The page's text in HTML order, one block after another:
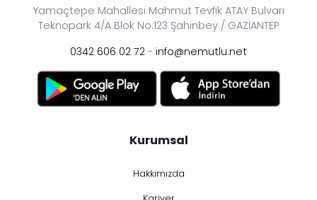
Yamaçtepe Mahallesi Mahmut Tevfik ATAY Bulvarı
Teknopark 4/A Blok No:123 Şahinbey / GAZİANTEP
0342 606 02 72 - info@nemutlu.net
Kurumsal
Hakkımızda